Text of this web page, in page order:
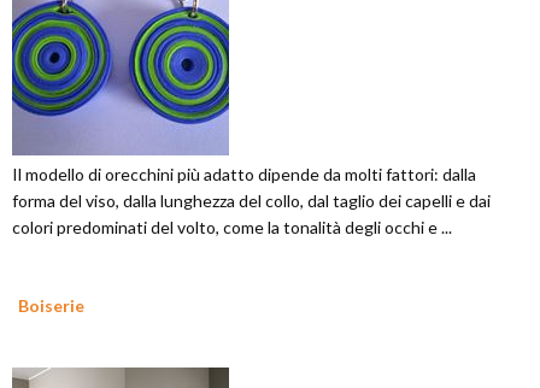
Il modello di orecchini più adatto dipende da molti fattori: dalla
forma del viso, dalla lunghezza del collo, dal taglio dei capelli e dai
colori predominati del volto, come la tonalità degli occhi e ...
Boiserie